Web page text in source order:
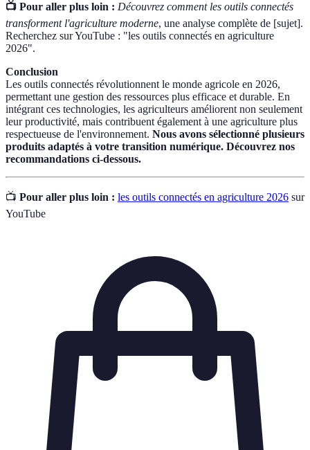
📺 Pour aller plus loin : Découvrez comment les outils connectés
transforment l'agriculture moderne, une analyse complète de [sujet].
Recherchez sur YouTube : "les outils connectés en agriculture
2026".
Conclusion
Les outils connectés révolutionnent le monde agricole en 2026,
permettant une gestion des ressources plus efficace et durable. En
intégrant ces technologies, les agriculteurs améliorent non seulement
leur productivité, mais contribuent également à une agriculture plus
respectueuse de l'environnement. Nous avons sélectionné plusieurs
produits adaptés à votre transition numérique. Découvrez nos
recommandations ci-dessous.
📺 Pour aller plus loin : les outils connectés en agriculture 2026 sur
YouTube